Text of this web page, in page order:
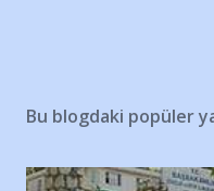
Bu blogdaki popüler